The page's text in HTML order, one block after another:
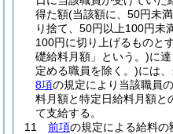
得た額(当該額に、50円未
り捨て、50円以上100円未
100円に切り上げるものと
礎給料月額」という。)に
定める職員を除く。)には
8項の規定により当該職員
料月額と特定日給料月額と
て支給する。
11
前項の規定による給料の